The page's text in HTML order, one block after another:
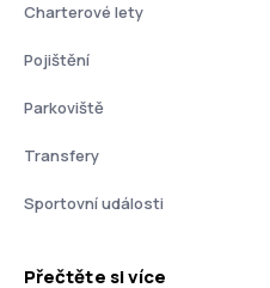
Charterové lety
Pojištění
Parkoviště
Transfery
Sportovní události
Přečtěte si více